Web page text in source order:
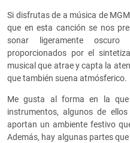
Si disfrutas de a música de
que en esta canción se nos
sonar ligeramente
proporcionados por el
musical que atrae y capta la
que también suena atmósferico.
Me gusta al forma en la
instrumentos, algunos de
aportan un ambiente festivo
Además, hay algunas partes